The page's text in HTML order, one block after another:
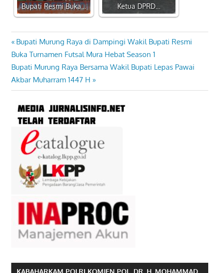
Bupati Resmi Buka…
Ketua DPRD…
Navigasi
pos
Previous
Post:
Bupati Murung Raya di Dampingi Wakil Bupati Resmi
Buka Turnamen Futsal Mura Hebat Season 1
Next
Post:
Bupati Murung Raya Bersama Wakil Bupati Lepas Pawai
Akbar Muharram 1447 H
KABAHARKAM POLRI KOMJEN POL. DR. H. MOHAMMAD